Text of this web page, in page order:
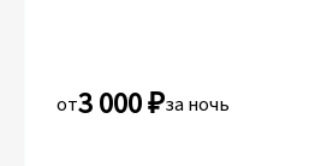
от3 000 ₽за ночь